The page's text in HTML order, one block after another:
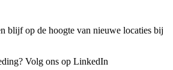
blijf op de hoogte van nieuwe locaties bij
Volg ons op LinkedIn